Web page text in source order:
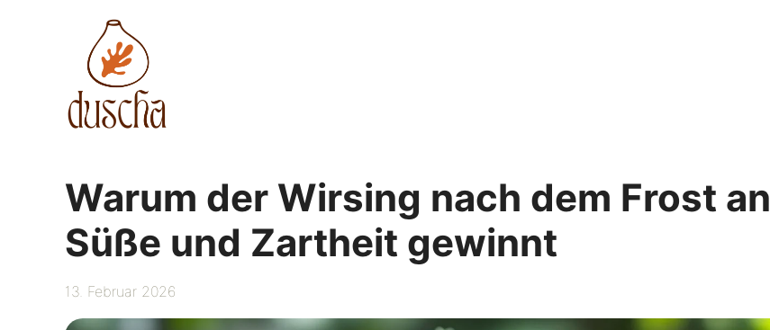
Warum der Wirsing nach dem Frost an
Süße und Zartheit gewinnt
13. Februar 2026